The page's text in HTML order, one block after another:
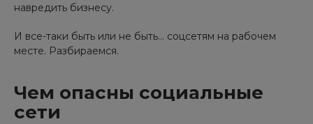
навредить бизнесу.
И все-таки быть или не быть... соцсетям на рабочем
месте. Разбираемся.
Чем опасны социальные
сети